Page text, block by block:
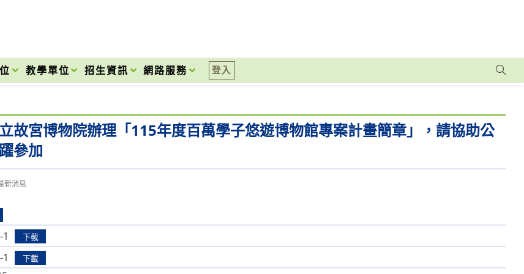
教學單位 招生資訊 網路服務 登入
立故宮博物院辦理「115年度百萬學子悠遊博物館專案計畫簡章」，請協助公
參加
新消息
下載
下載